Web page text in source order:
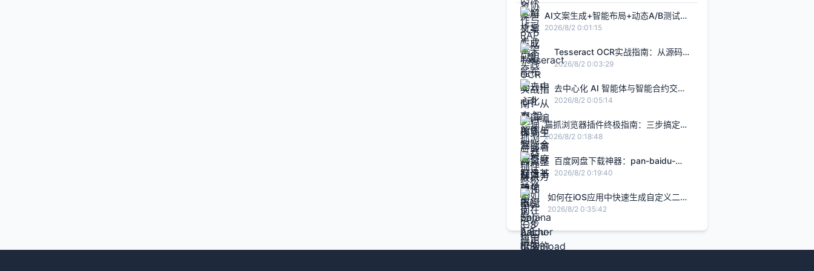
AI文案生成+智能布局+动态A/B测试：
打造转化率提升2.8倍的H5智能设计闭
2026/8/2 0:01:15
Tesseract OCR实战指南：从源码编
译到生产部署的完整解决方案
2026/8/2 0:03:29
去中心化 AI 智能体与智能合约交
互：基于 Rust Solana Anchor 框架
2026/8/2 0:05:14
猫抓浏览器插件终极指南：三步搞定网
页视频下载的完整解决方案
2026/8/2 0:18:48
百度网盘下载神器：pan-baidu-
download的终极实战指南
2026/8/2 0:19:40
如何在iOS应用中快速生成自定义二维
码的完整指南
2026/8/2 0:35:42